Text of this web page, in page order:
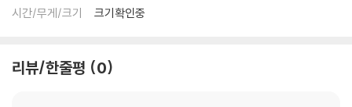
시간/무게/크기
크기확인중
리뷰/한줄평 0